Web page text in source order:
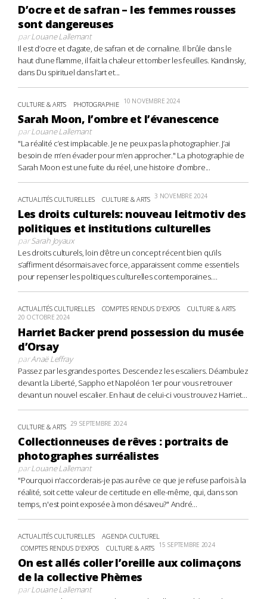
D’ocre et de safran – les femmes rousses
sont dangereuses
parLouane Lallemant
Il est d’ocre et d’agate, de safran et de cornaline. Il brûle dans le
haut d’une flamme, il fait la chaleur et tomber les feuilles. Kandinsky,
dans Du spirituel dans l’art et...
CULTURE & ARTS PHOTOGRAPHIE 10 NOVEMBRE 2024
Sarah Moon, l’ombre et l’évanescence
parLouane Lallemant
"La réalité c’est implacable. Je ne peux pas la photographier. J’ai
besoin de m’en évader pour m’en approcher." La photographie de
Sarah Moon est une fuite du réel, une histoire d'ombre...
ACTUALITÉS CULTURELLES CULTURE & ARTS 3 NOVEMBRE 2024
Les droits culturels: nouveau leitmotiv des
politiques et institutions culturelles
parSarah Joyaux
Les droits culturels, loin d’être un concept récent bien qu’ils
s’affirment désormais avec force, apparaissent comme essentiels
pour repenser les politiques culturelles contemporaines....
ACTUALITÉS CULTURELLES COMPTES RENDUS D'EXPOS CULTURE & ARTS
20 OCTOBRE 2024
Harriet Backer prend possession du musée
d’Orsay
parAnaë Leffray
Passez par les grandes portes. Descendez les escaliers. Déambulez
devant la Liberté, Sappho et Napoléon 1er pour vous retrouver
devant un nouvel escalier. En haut de celui-ci vous trouvez Harriet...
CULTURE & ARTS 29 SEPTEMBRE 2024
Collectionneuses de rêves : portraits de
photographes surréalistes
parLouane Lallemant
"Pourquoi n'accorderais-je pas au rêve ce que je refuse parfois à la
réalité, soit cette valeur de certitude en elle-même, qui, dans son
temps, n'est point exposée à mon désaveu?" André...
ACTUALITÉS CULTURELLES
AGENDA CULTUREL
COMPTES RENDUS D'EXPOS
CULTURE & ARTS 15 SEPTEMBRE 2024
On est allés coller l’oreille aux colimaçons
de la collective Phèmes
parLouane Lallemant